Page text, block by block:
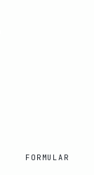
FORMULAR